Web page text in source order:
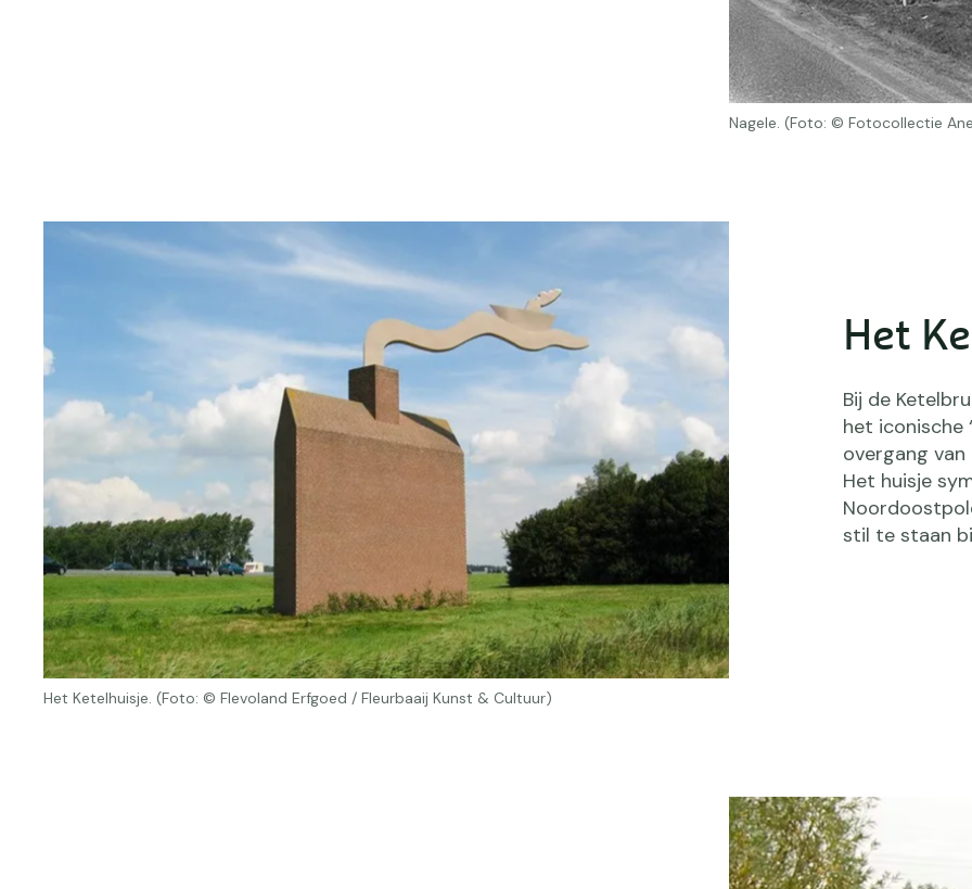
Nagele. (Foto: © Fotocollectie
Het Ketelhuisje. (Foto: © Flevoland Erfgoed / Fleurbaaij Kunst & Cultuur)
Het
Bij de
het iconische
overgang
Het huisje
stil te staan